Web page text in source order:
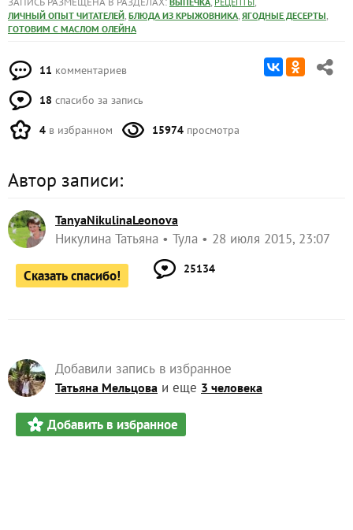
ЛИЧНЫЙ ОПЫТ ЧИТАТЕЛЕЙ, БЛЮДА ИЗ КРЫЖОВНИКА, ЯГОДНЫЕ ДЕСЕРТЫ,
ГОТОВИМ С МАСЛОМ ОЛЕЙНА
11 комментариев
18 спасибо за запись
4 в избранном 15974 просмотра
Автор записи:
TanyaNikulinaLeonova
Никулина Татьяна Тула 28 июля 2015, 23:07
Сказать спасибо! 25134
Добавили запись в избранное
Татьяна Мельцова и еще 3 человека
Добавить в избранное